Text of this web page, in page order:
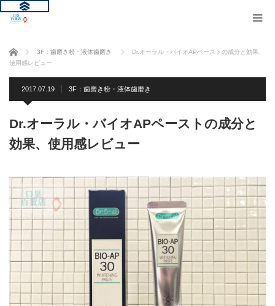
ホーム 3F：歯磨き粉・液体歯磨き
Dr.オーラル・バイオAPペーストの成分と効果、
使用感レビュー
2017.07.19 3F：歯磨き粉・液体歯磨き
Dr.オーラル・バイオAPペーストの成分と
効果、使用感レビュー